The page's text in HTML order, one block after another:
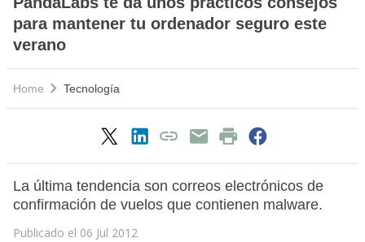
para mantener tu ordenador seguro este
verano
Home Tecnología
La última tendencia son correos electrónicos de
confirmación de vuelos que contienen malware.
Publicado el 06 Jul 2012